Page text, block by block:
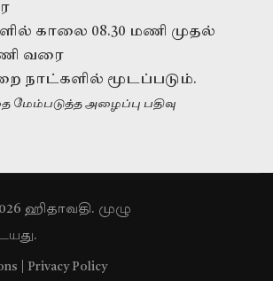
காலை 08.30 மணி முதல்
வரை
நாட்களில் மூடப்படும்.
மேம்படுத்த அழைப்பு பதிவு
ஹிதாவதி. முழு
Privacy Policy